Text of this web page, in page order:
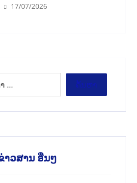
17/07/2026
າວສານ ອື່ນໆ